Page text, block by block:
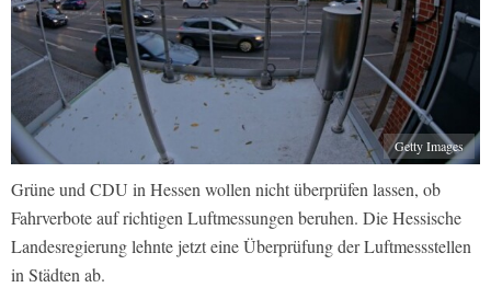
Getty Images
Grüne und CDU in Hessen wollen nicht überprüfen lassen, ob
Fahrverbote auf richtigen Luftmessungen beruhen. Die Hessische
Landesregierung lehnte jetzt eine Überprüfung der Luftmessstellen
in Städten ab.